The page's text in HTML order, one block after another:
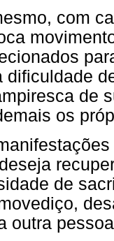
com
dificuldade
de
os
de
outra